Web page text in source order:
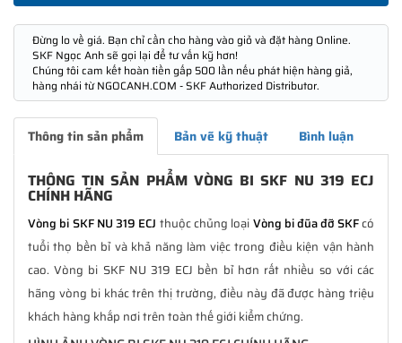
Đừng lo về giá. Bạn chỉ cần cho hàng vào giỏ và đặt hàng Online.
SKF Ngọc Anh sẽ gọi lại để tư vấn kỹ hơn!
Chúng tôi cam kết hoàn tiền gấp 500 lần nếu phát hiện hàng giả,
hàng nhái từ NGOCANH.COM - SKF Authorized Distributor.
Thông tin sản phẩm Bản vẽ kỹ thuật Bình luận
THÔNG TIN SẢN PHẨM VÒNG BI SKF NU 319 ECJ
CHÍNH HÃNG
Vòng bi SKF NU 319 ECJ thuộc chủng loạiVòng bi đũa đỡ SKFcó
tuổi thọ bền bỉ và khả năng làm việc trong điều kiện vận hành
cao. Vòng bi SKF NU 319 ECJ bền bỉ hơn rất nhiều so với các
hãng vòng bi khác trên thị trường, điều này đã được hàng triệu
khách hàng khắp nơi trên toàn thế giới kiểm chứng.